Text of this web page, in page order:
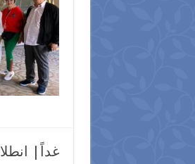
غداً|